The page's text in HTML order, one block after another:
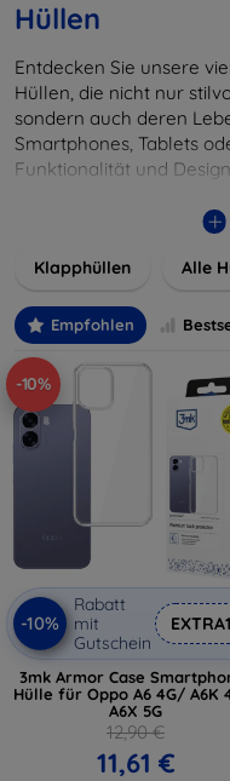
Hüllen
Entdecken Sie unsere
Hüllen, die nicht nur
sondern auch deren
Smartphones, Tablets
Funktionalität und
Farben, um Ihren
Klapphüllen Alle
Empfohlen
-10%
-10%
Rabatt
mit
Gutschein
3mk Armor Case
Hülle für Oppo A6 4G/ A6K
A6X 5G
12,90 €
11,61 €